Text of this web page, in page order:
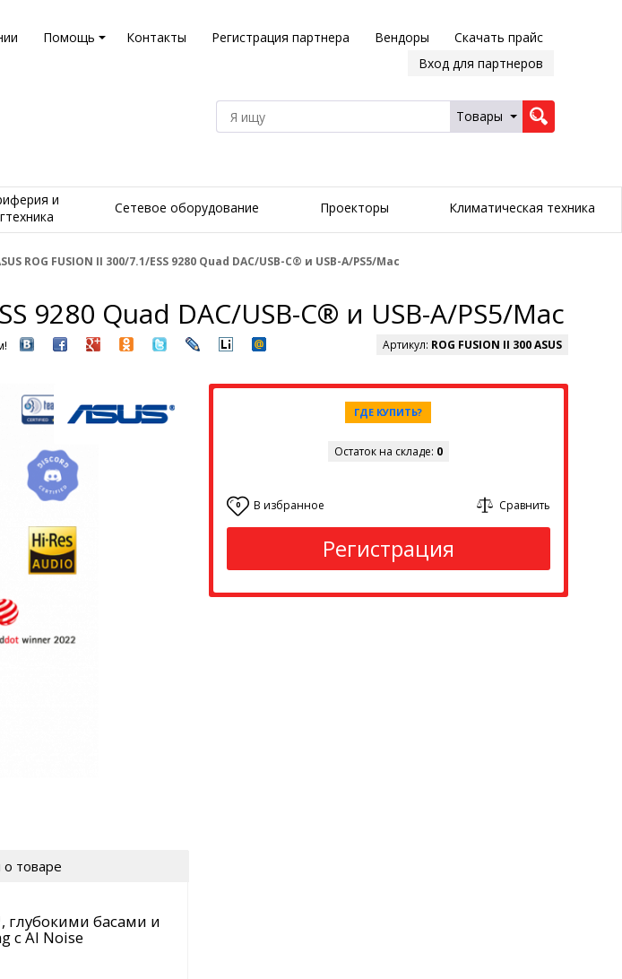
Помощь Контакты Регистрация партнера Вендоры
Скачать прайс
Вход для партнеров
Товары
и
Сетевое оборудование Проекторы Климатическая техника
ROG FUSION II 300/7.1/ESS 9280 Quad DAC/USB-C® и USB-A/PS5/Mac
9280 Quad DAC/USB-C® и USB-A/PS5/Mac
Артикул: ROG FUSION II 300 ASUS
ГДЕ КУПИТЬ?
Остаток на складе: 0
0 В избранное Сравнить
Регистрация
товаре
глубокими басами и
с AI Noise